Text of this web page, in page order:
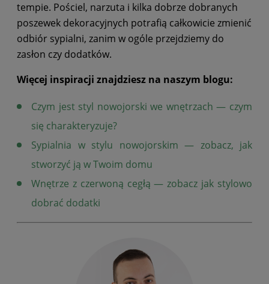
tempie. Pościel, narzuta i kilka dobrze dobranych
poszewek dekoracyjnych potrafią całkowicie zmienić
odbiór sypialni, zanim w ogóle przejdziemy do
zasłon czy dodatków.
Więcej inspiracji znajdziesz na naszym blogu:
Czym jest styl nowojorski we wnętrzach — czym
się charakteryzuje?
Sypialnia w stylu nowojorskim — zobacz, jak
stworzyć ją w Twoim domu
Wnętrze z czerwoną cegłą — zobacz jak stylowo
dobrać dodatki